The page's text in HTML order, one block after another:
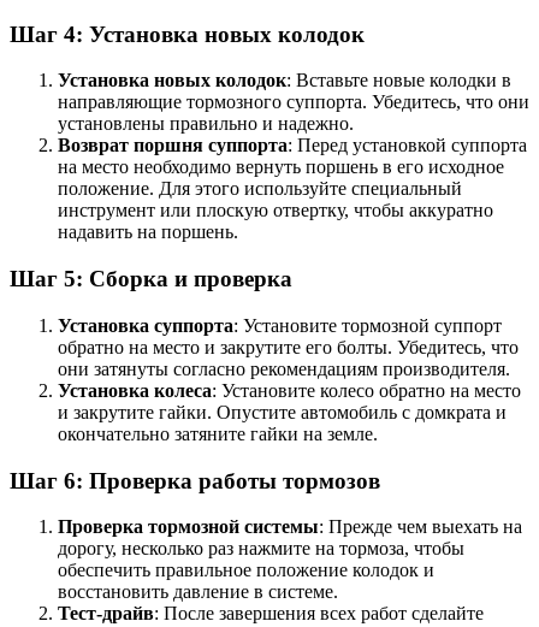
Шаг 4: Установка новых колодок
Установка новых колодок: Вставьте новые колодки в
направляющие тормозного суппорта. Убедитесь, что они
установлены правильно и надежно.
Возврат поршня суппорта: Перед установкой суппорта
на место необходимо вернуть поршень в его исходное
положение. Для этого используйте специальный
инструмент или плоскую отвертку, чтобы аккуратно
надавить на поршень.
Шаг 5: Сборка и проверка
Установка суппорта: Установите тормозной суппорт
обратно на место и закрутите его болты. Убедитесь, что
они затянуты согласно рекомендациям производителя.
Установка колеса: Установите колесо обратно на место
и закрутите гайки. Опустите автомобиль с домкрата и
окончательно затяните гайки на земле.
Шаг 6: Проверка работы тормозов
Проверка тормозной системы: Прежде чем выехать на
дорогу, несколько раз нажмите на тормоза, чтобы
обеспечить правильное положение колодок и
восстановить давление в системе.
Тест-драйв: После завершения всех работ сделайте